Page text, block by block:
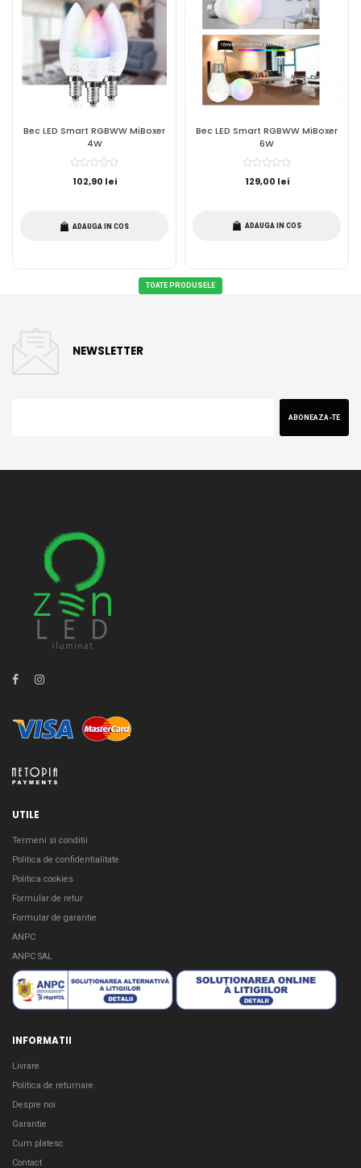
Bec LED Smart RGBWW MiBoxer
4W
102,90 lei
ADAUGA IN COS
Bec LED Smart RGBWW MiBoxer
6W
129,00 lei
ADAUGA IN COS
TOATE PRODUSELE
NEWSLETTER
ABONEAZA-TE
UTILE
Termeni si conditii
Politica de confidentialitate
Politica cookies
Formular de retur
Formular de garantie
ANPC
ANPC SAL
INFORMATII
Livrare
Politica de returnare
Despre noi
Garantie
Cum platesc
Contact